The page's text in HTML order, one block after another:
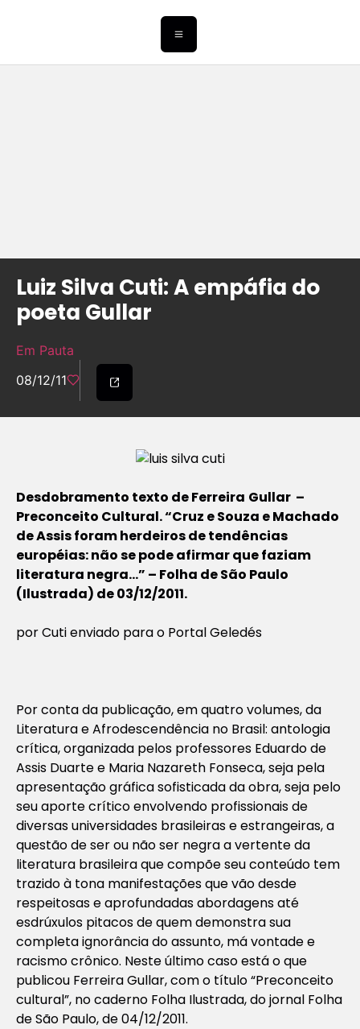
Luiz Silva Cuti: A empáfia do
poeta Gullar
Em Pauta
08/12/11
Desdobramento texto de Ferreira Gullar –
Preconceito Cultural. “Cruz e Souza e Machado
de Assis foram herdeiros de tendências
européias: não se pode afirmar que faziam
literatura negra…” – Folha de São Paulo
(Ilustrada) de 03/12/2011.
por Cuti enviado para o Portal Geledés
Por conta da publicação, em quatro volumes, da
Literatura e Afrodescendência no Brasil: antologia
crítica, organizada pelos professores Eduardo de
Assis Duarte e Maria Nazareth Fonseca, seja pela
apresentação gráfica sofisticada da obra, seja pelo
seu aporte crítico envolvendo profissionais de
diversas universidades brasileiras e estrangeiras, a
questão de ser ou não ser negra a vertente da
literatura brasileira que compõe seu conteúdo tem
trazido à tona manifestações que vão desde
respeitosas e aprofundadas abordagens até
esdrúxulos pitacos de quem demonstra sua
completa ignorância do assunto, má vontade e
racismo crônico. Neste último caso está o que
publicou Ferreira Gullar, com o título “Preconceito
cultural”, no caderno Folha Ilustrada, do jornal Folha
de São Paulo, de 04/12/2011.